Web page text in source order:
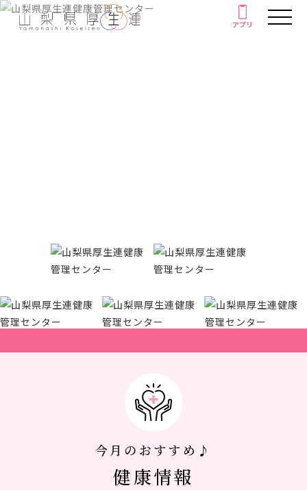
アプリ
アプリ
健康情報
厚生連について
人間ドック 最新空き情報
今月のおすすめ♪
健康情報